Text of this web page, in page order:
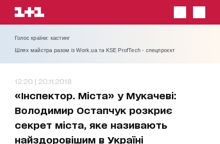
Голос країни: кастинг
Шлях майстра разом із Work.ua та KSE ProfTech - спецпроєкт
12:20 | 20.11.2018
«Інспектор. Міста» у Мукачеві:
Володимир Остапчук розкриє
секрет міста, яке називають
найздоровішим в Україні